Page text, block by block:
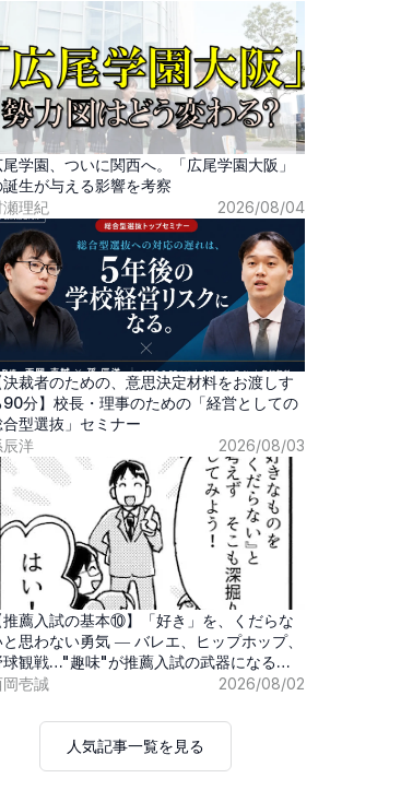
尾学園、ついに関西へ。「広尾学園大阪」
誕生が与える影響を考察
瀬理紀
2026/08/04
決裁者のための、意思決定材料をお渡しす
90分】校長・理事のための「経営としての
合型選抜」セミナー
辰洋
2026/08/03
推薦入試の基本⑩】「好き」を、くだらな
と思わない勇気 ― バレエ、ヒップホップ、
球観戦…"趣味"が推薦入試の武器になる時
岡壱誠 2026/08/02
人気記事一覧を見る